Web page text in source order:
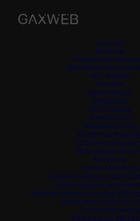
Leistungen
Beratung
Digitale
SEO Analyse
Kreation
Mediendesign
Webdesign
UX/UI Design
Entwicklung
Webentwicklung
WordPress
eCommerce
Multichannel
Marketing
Online Marketing
Generative Engine
Suchmaschinenmarketing SEM
Social Media Marketing
Content Marketing
Performance